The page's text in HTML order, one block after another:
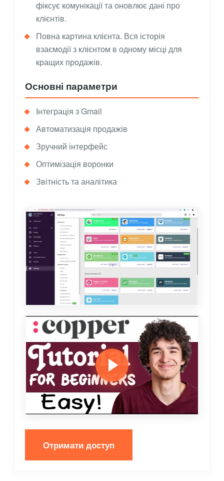
фіксує комунікації та оновлює дані про
клієнтів.
Повна картина клієнта. Вся історія
взаємодії з клієнтом в одному місці для
кращих продажів.
Основні параметри
Інтеграція з Gmail
Автоматизація продажів
Зручний інтерфейс
Оптимізація воронки
Звітність та аналітика
Отримати доступ